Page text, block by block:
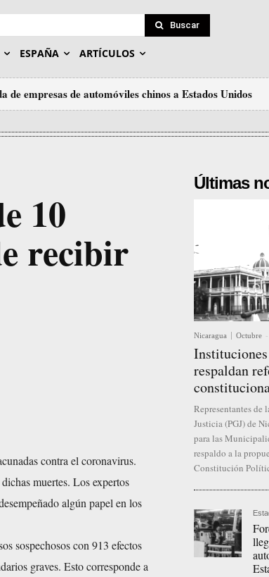
Buscar
ESPAÑA ARTÍCULOS
de empresas de automóviles chinos a Estados Unidos
10
recibir
contra el coronavirus.
muertes. Los expertos
algún papel en los
sospechosos con 913 efectos
graves. Esto corresponde a
Últimas
Nicaragua Octubre -
respaldan
Representantes de
Justicia (PGJ) de
para las
respaldo a la
Constitución